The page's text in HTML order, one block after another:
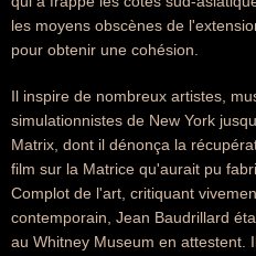
les moyens obscènes de
pour obtenir une cohésion.
Il inspire de nombreux artistes,
simulationnistes de New York
Matrix, dont il dénonça la
film sur la Matrice qu'aurait pu
Complot de l'art, critiquant
contemporain, Jean Baudrillard
au Whitney Museum en attestent.